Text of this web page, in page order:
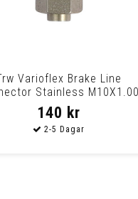
Varioflex Brake Line
Stainless M10X1.00
Universal This C
140 kr